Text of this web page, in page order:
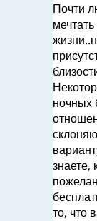
Почти
ночных
знаете,
то, что